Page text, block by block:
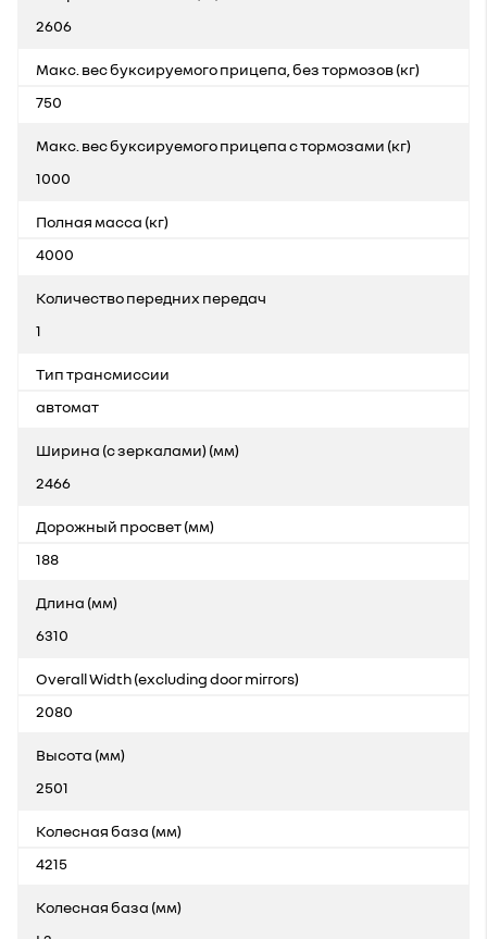
2606
Макс. вес буксируемого прицепа, без тормозов (кг)
750
Макс. вес буксируемого прицепа с тормозами (кг)
1000
Полная масса (кг)
4000
Количество передних передач
1
Тип трансмиссии
автомат
Ширина (с зеркалами) (мм)
2466
Дорожный просвет (мм)
188
Длина (мм)
6310
Overall Width (excluding door mirrors)
2080
Высота (мм)
2501
Колесная база (мм)
4215
Колесная база (мм)